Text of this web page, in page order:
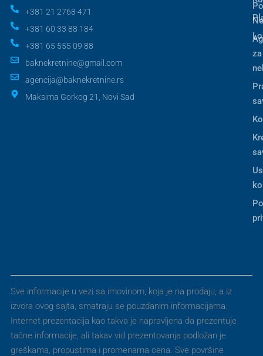
+381 21 2768 471
+381 60 33 88 184
+381 65 555 09 88
baknekretnine@gmail.com
agencija@baknekretnine.rs
Maksima Gorkog 21, Novi Sad
za
Sve informacije u vezi sa imovinom, koja je na prodaju, a iz
izvora ovog sajta, smatraju se pouzdanim informacijama.
Internet prezentacija kao takva je napravljena da prezentuje
tačne informacije, ali takav vid prezentovanja podložan je
greškama, propustima i promenama cena. Sve površine